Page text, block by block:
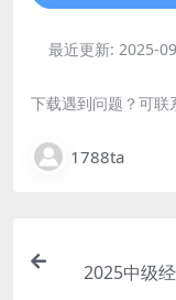
最近更新: 2025-
下载遇到问题？可联
1788ta
2025中级